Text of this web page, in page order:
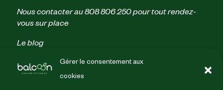
Gérer le consentement aux
cookies
Nous contacter au808 806 250pour tout rendez-
vous sur place
Le blog
Politique de confidentialité
Conditions générales de vente